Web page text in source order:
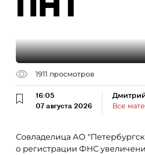
1911 просмотров
16:05
07 августа 2026
Все
Совладелица АО
о регистрации ФНС